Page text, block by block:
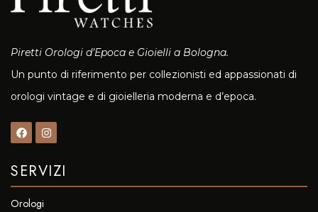
Piretti Orologi d’Epoca e Gioielli a Bologna.
Un punto di riferimento per collezionisti ed appassionati di
orologi vintage e di gioielleria moderna e d’epoca.
SERVIZI
Orologi